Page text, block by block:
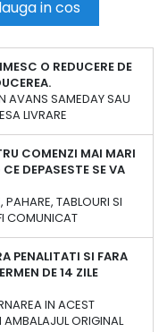
in cos
O REDUCERE DE
AVANS SAMEDAY SAU
LIVRARE
COMENZI MAI MARI
DEPASESTE SE VA
PAHARE, TABLOURI SI
COMUNICAT
PENALITATI SI FARA
DE 14 ZILE
IN ACEST
ORIGINAL